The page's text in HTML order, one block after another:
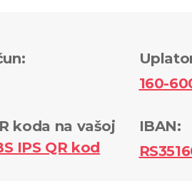
:
koda na vašoj
IPS QR kod
160-
IBAN: